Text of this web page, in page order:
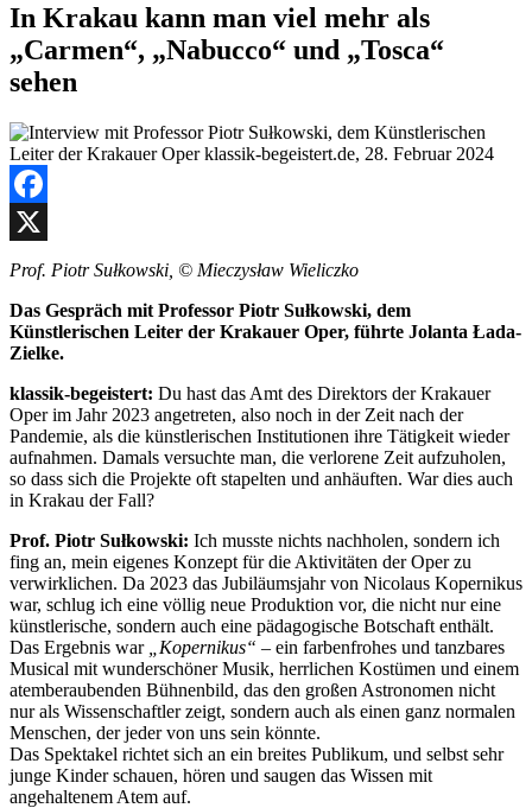
In Krakau kann man viel mehr als
„Carmen“, „Nabucco“ und „Tosca“
sehen
Facebook
X
Prof. Piotr Sułkowski, © Mieczysław Wieliczko
Das Gespräch mit Professor Piotr Sułkowski, dem
Künstlerischen Leiter der Krakauer Oper, führte Jolanta Łada-
Zielke.
klassik-begeistert: Du hast das Amt des Direktors der Krakauer
Oper im Jahr 2023 angetreten, also noch in der Zeit nach der
Pandemie, als die künstlerischen Institutionen ihre Tätigkeit wieder
aufnahmen. Damals versuchte man, die verlorene Zeit aufzuholen,
so dass sich die Projekte oft stapelten und anhäuften. War dies auch
in Krakau der Fall?
Prof. Piotr Sułkowski: Ich musste nichts nachholen, sondern ich
fing an, mein eigenes Konzept für die Aktivitäten der Oper zu
verwirklichen. Da 2023 das Jubiläumsjahr von Nicolaus Kopernikus
war, schlug ich eine völlig neue Produktion vor, die nicht nur eine
künstlerische, sondern auch eine pädagogische Botschaft enthält.
Das Ergebnis war
„Kopernikus“ – ein farbenfrohes und tanzbares
Musical mit wunderschöner Musik, herrlichen Kostümen und einem
atemberaubenden Bühnenbild, das den großen Astronomen nicht
nur als Wissenschaftler zeigt, sondern auch als einen ganz normalen
Menschen, der jeder von uns sein könnte.
Das Spektakel richtet sich an ein breites Publikum, und selbst sehr
junge Kinder schauen, hören und saugen das Wissen mit
angehaltenem Atem auf.